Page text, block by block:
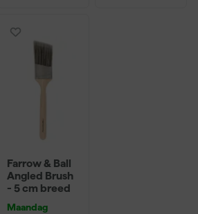
Farrow & Ball
Angled Brush
- 5 cm breed
Maandag